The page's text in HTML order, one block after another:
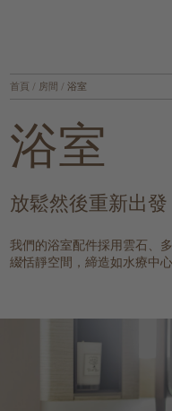
首頁 / 房間/ 浴室
浴室
放鬆然後重新出發
我們的浴室配件採用雲石、
綴恬靜空間，締造如水療中